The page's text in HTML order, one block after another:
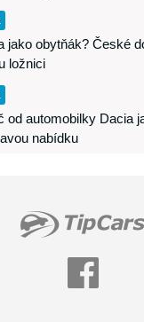
jako obytňák? České
ložnici
od automobilky Dacia
nabídku